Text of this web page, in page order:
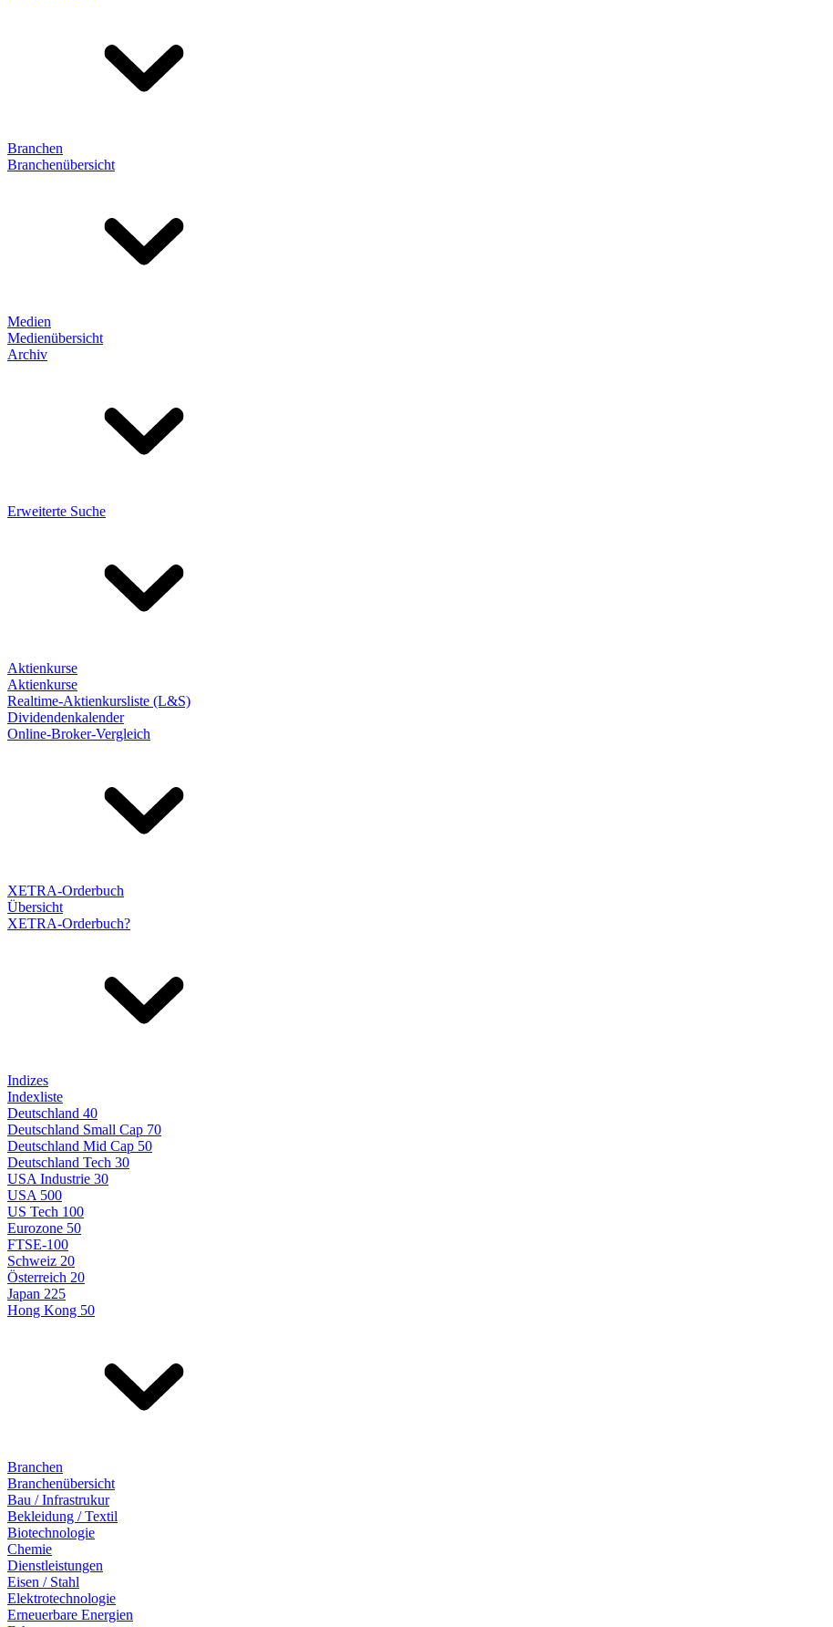
Branchen
Branchenübersicht
Medien
Medienübersicht
Archiv
Erweiterte Suche
Aktienkurse
Aktienkurse
Realtime-Aktienkursliste (L&S)
Dividendenkalender
Online-Broker-Vergleich
XETRA-Orderbuch
Übersicht
XETRA-Orderbuch?
Indizes
Indexliste
Deutschland 40
Deutschland Small Cap 70
Deutschland Mid Cap 50
Deutschland Tech 30
USA Industrie 30
USA 500
US Tech 100
Eurozone 50
FTSE-100
Schweiz 20
Österreich 20
Japan 225
Hong Kong 50
Branchen
Branchenübersicht
Bau / Infrastrukur
Bekleidung / Textil
Biotechnologie
Chemie
Dienstleistungen
Eisen / Stahl
Elektrotechnologie
Erneuerbare Energien